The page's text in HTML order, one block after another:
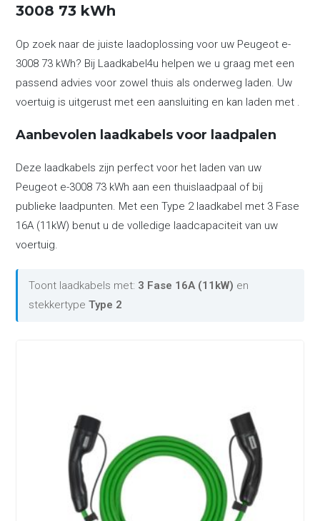
3008 73 kWh
Op zoek naar de juiste laadoplossing voor uw Peugeot e-
3008 73 kWh? Bij Laadkabel4u helpen we u graag met een
passend advies voor zowel thuis als onderweg laden. Uw
voertuig is uitgerust met een aansluiting en kan laden met .
Aanbevolen laadkabels voor laadpalen
Deze laadkabels zijn perfect voor het laden van uw
Peugeot e-3008 73 kWh aan een thuislaadpaal of bij
publieke laadpunten. Met een Type 2 laadkabel met 3 Fase
16A (11kW) benut u de volledige laadcapaciteit van uw
voertuig.
Toont laadkabels met: 3 Fase 16A (11kW) en
stekkertypeType 2